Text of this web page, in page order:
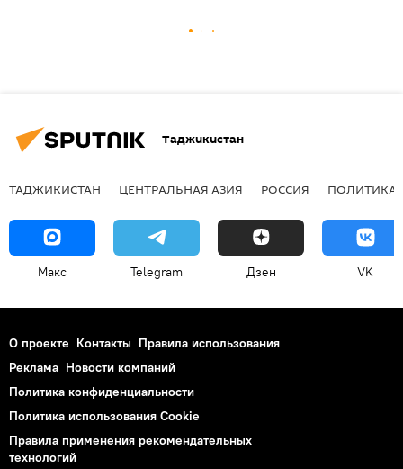
Таджикистан
ТАДЖИКИСТАН ЦЕНТРАЛЬНАЯ АЗИЯ РОССИЯ ПОЛИТИКА
Макс Telegram Дзен VK
О проекте Контакты Правила использования
Реклама Новости компаний
Политика конфиденциальности
Политика использования Cookie
Правила применения рекомендательных
технологий